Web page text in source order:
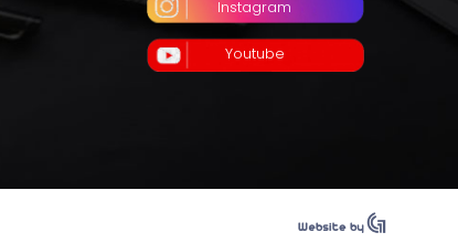
Instagram
Youtube